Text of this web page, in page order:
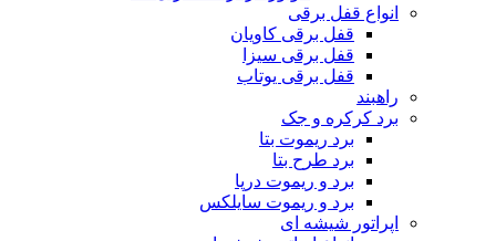
انواع قفل برقی
قفل برقی کاویان
قفل برقی سیزا
قفل برقی یوتاب
راهبند
برد کرکره و جک
برد ریموت بتا
برد طرح بتا
برد و ریموت درپا
برد و ریموت سایلکس
اپراتور شیشه ای